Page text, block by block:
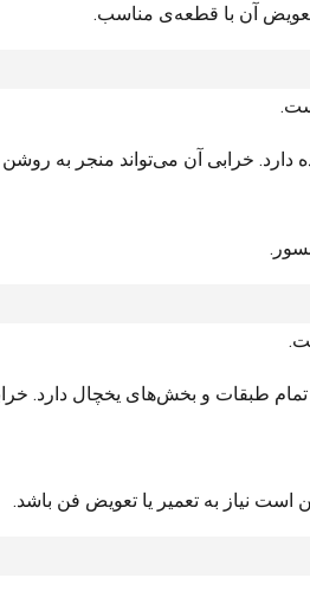
آن با قطعه‌ی مناسب.
دارد. خرابی آن می‌تواند منجر به
طبقات و بخش‌های یخچال دارد.
نیاز به تعمیر یا تعویض فن باشد.